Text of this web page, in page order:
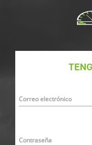
Correo electrónico
Contraseña